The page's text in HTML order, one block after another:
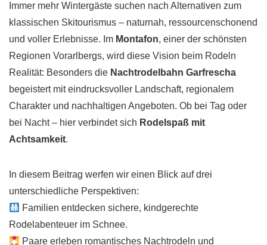
Immer mehr Wintergäste suchen nach Alternativen zum
klassischen Skitourismus – naturnah, ressourcenschonend
und voller Erlebnisse. Im Montafon, einer der schönsten
Regionen Vorarlbergs, wird diese Vision beim Rodeln
Realität: Besonders die Nachtrodelbahn Garfrescha
begeistert mit eindrucksvoller Landschaft, regionalem
Charakter und nachhaltigen Angeboten. Ob bei Tag oder
bei Nacht – hier verbindet sich Rodelspaß mit
Achtsamkeit.
In diesem Beitrag werfen wir einen Blick auf drei
unterschiedliche Perspektiven:
Familien entdecken sichere, kindgerechte
Rodelabenteuer im Schnee.
Paare erleben romantisches Nachtrodeln und